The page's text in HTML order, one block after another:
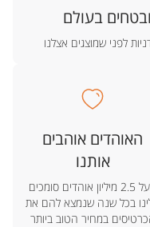
בעולם
לפני שמוצגים אצלנו
האוהדים אוהבים
אותנו
מעל 2.5 מיליון אוהדים סומכים
בכל שנה שנמצא להם את
במחיר הטוב ביותר